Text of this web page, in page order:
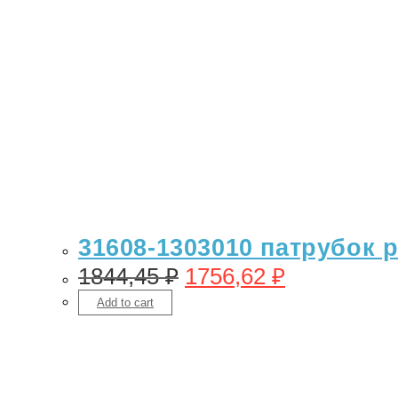
31608-1303010
1844,45₽ 1756,62 ₽
Add to cart